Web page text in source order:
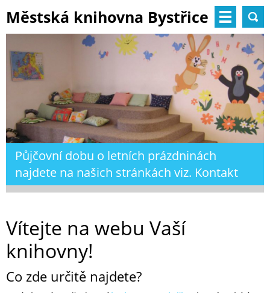
Městská knihovna Bystřice
nad Pernštejnem
Půjčovní dobu o letních prázdninách
najdete na našich stránkách viz. Kontakt
Vítejte na webu Vaší
knihovny!
Co zde určitě najdete?